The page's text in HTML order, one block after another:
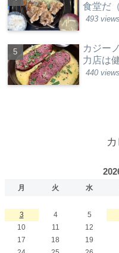
食堂だ
493 views
カジー
力店は
440 views
月 火 水
3
4 5
10
11 12
17
18 19